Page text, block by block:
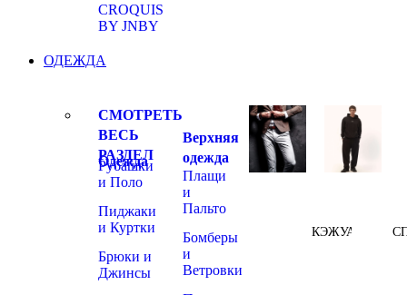
CROQUIS
BY JNBY
ОДЕЖДА
СМОТРЕТЬ
ВЕСЬ
РАЗДЕЛ
Одежда
Рубашки
и Поло
Пиджаки
и Куртки
Брюки и
Джинсы
Верхняя
одежда
Плащи
и
Пальто
Бомберы
и
Ветровки
КЭЖУАЛ